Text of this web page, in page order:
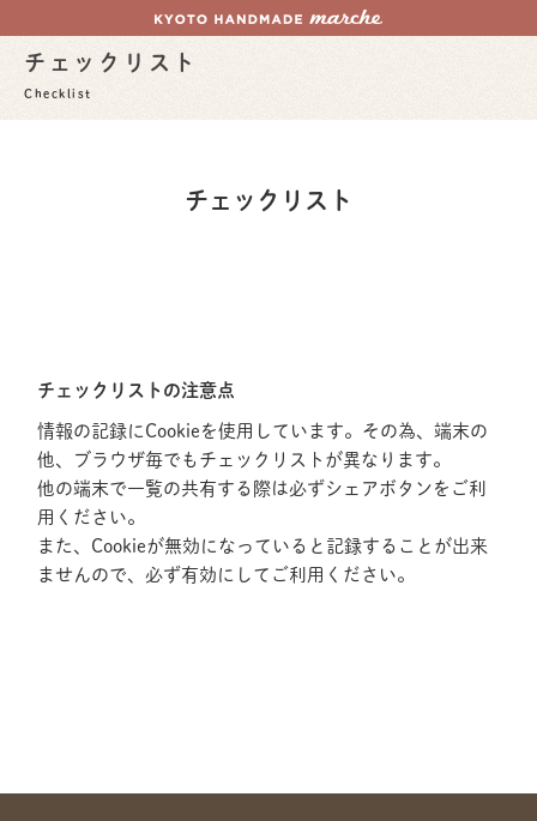
チェックリスト
Checklist
チェックリスト
チェックリストの注意点
情報の記録にCookieを使用しています。その為、端末の
他、ブラウザ毎でもチェックリストが異なります。
他の端末で一覧の共有する際は必ずシェアボタンをご利
用ください。
また、Cookieが無効になっていると記録することが出来
ませんので、必ず有効にしてご利用ください。